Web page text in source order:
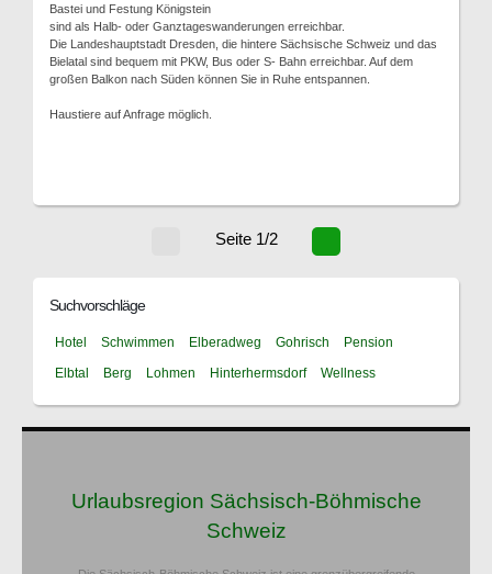
Bastei und Festung Königstein
sind als Halb- oder Ganztageswanderungen erreichbar.
Die Landeshauptstadt Dresden, die hintere Sächsische Schweiz und das
Bielatal sind bequem mit PKW, Bus oder S- Bahn erreichbar. Auf dem
großen Balkon nach Süden können Sie in Ruhe entspannen.
Haustiere auf Anfrage möglich.
Seite 1/2
Suchvorschläge
Hotel Schwimmen Elberadweg Gohrisch
Pension
Elbtal
Berg Lohmen Hinterhermsdorf Wellness
Urlaubsregion Sächsisch-Böhmische
Schweiz